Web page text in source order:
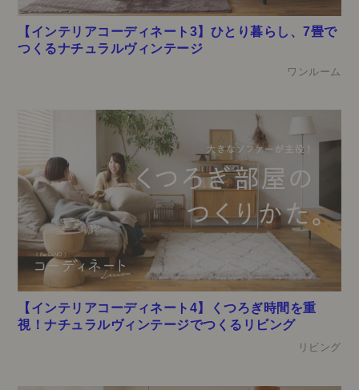
【インテリアコーディネート3】ひとり暮らし、7畳で
つくるナチュラルヴィンテージ
ワンルーム
【インテリアコーディネート4】くつろぎ時間を重
視！ナチュラルヴィンテージでつくるリビング
リビング